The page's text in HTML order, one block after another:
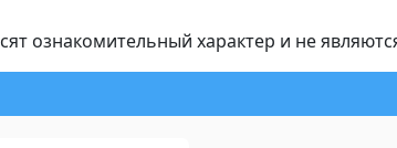
ознакомительный характер и не